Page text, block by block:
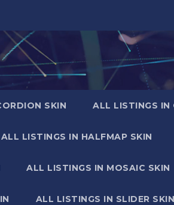
SKIN ALL LISTINGS IN
ALL LISTINGS IN HALFMAP SKIN
ALL LISTINGS IN MOSAIC SKIN
ALL LISTINGS IN SLIDER SKIN